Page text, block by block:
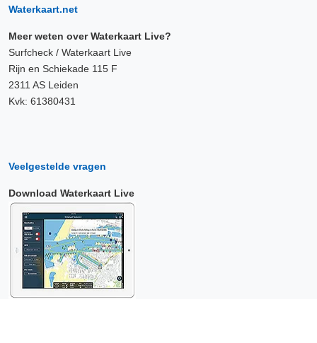
Waterkaart.net
Meer weten over Waterkaart Live?
Surfcheck / Waterkaart Live
Rijn en Schiekade 115 F
2311 AS Leiden
Kvk: 61380431
Veelgestelde vragen
Download Waterkaart Live